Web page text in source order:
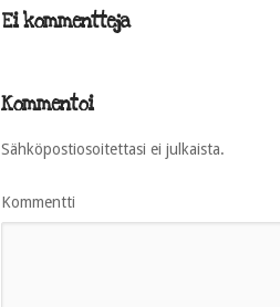
Ei kommentteja
Kommentoi
Sähköpostiosoitettasi ei julkaista.
Kommentti